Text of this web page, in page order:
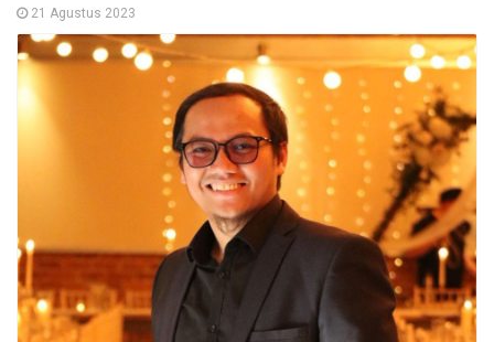
21 Agustus 2023